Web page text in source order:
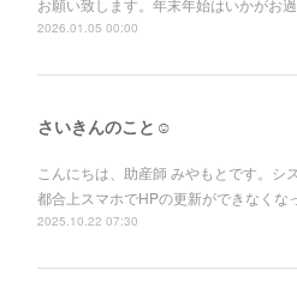
2026.01.05 00:00
さいきんのこと☺
こんにちは、助産師 みやもとです。シ
都合上スマホでHPの更新ができなくな
2025.10.22 07:30